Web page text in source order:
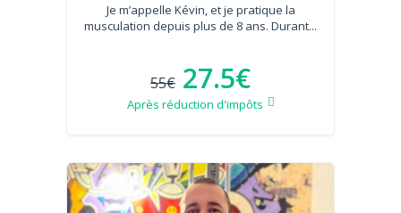
Je m’appelle Kévin, et je pratique la
musculation depuis plus de 8 ans. Durant...
55€ 27.5€
Après réduction d'impôts